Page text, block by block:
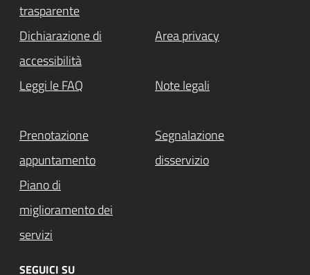
trasparente
Dichiarazione di
accessibilità
Area privacy
Leggi le FAQ Note legali
Prenotazione
appuntamento
Segnalazione
disservizio
Piano di
miglioramento dei
servizi
SEGUICI SU